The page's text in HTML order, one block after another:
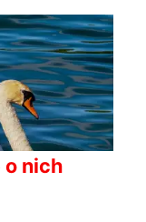
o nich